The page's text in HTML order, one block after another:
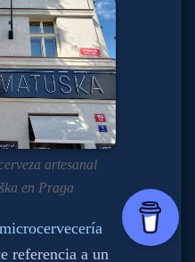
artesanal
en Praga
microcervecería
referencia a un